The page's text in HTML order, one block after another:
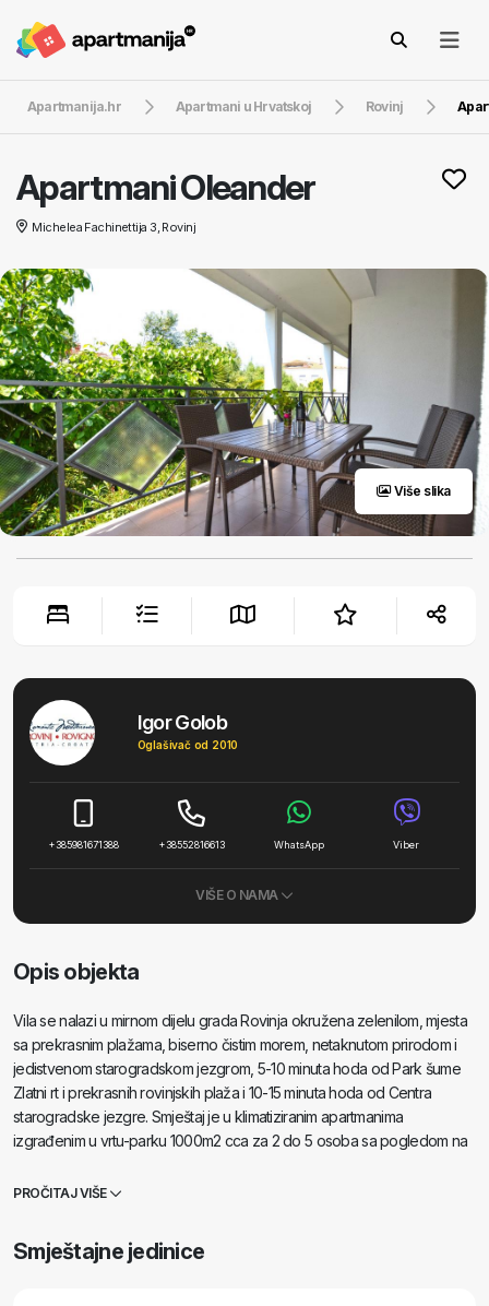
Apartmanija.hr Apartmani u Hrvatskoj Rovinj
Apartmani Oleander
Michelea Fachinettija 3, Rovinj
Više slika
Igor Golob
Oglašivač od 2010
+385981671388 +38552816613 WhatsApp Viber
VIŠE O NAMA
Opis objekta
Vila se nalazi u mirnom dijelu grada Rovinja okružena zelenilom, mjesta
sa prekrasnim plažama, biserno čistim morem, netaknutom prirodom i
jedistvenom starogradskom jezgrom, 5-10 minuta hoda od Park šume
Zlatni rt i prekrasnih rovinjskih plaža i 10-15 minuta hoda od Centra
starogradske jezgre. Smještaj je u klimatiziranim apartmanima
izgrađenim u vrtu-parku 1000m2 cca za 2 do 5 osoba sa pogledom na
relaksirajućem ugođaju, plažama, šetnjama ili vožnji biciklom uz more i
PROČITAJ VIŠE
Smještajne jedinice